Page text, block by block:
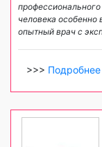
человека особенно
опытный врач с
>>> Подробнее